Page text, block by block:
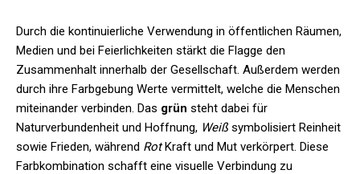
Durch die kontinuierliche Verwendung in öffentlichen Räumen,
Medien und bei Feierlichkeiten stärkt die Flagge den
Zusammenhalt innerhalb der Gesellschaft. Außerdem werden
durch ihre Farbgebung Werte vermittelt, welche die Menschen
miteinander verbinden. Das grün steht dabei für
Naturverbundenheit und Hoffnung, Weiß symbolisiert Reinheit
sowie Frieden, während RotKraft und Mut verkörpert. Diese
Farbkombination schafft eine visuelle Verbindung zu